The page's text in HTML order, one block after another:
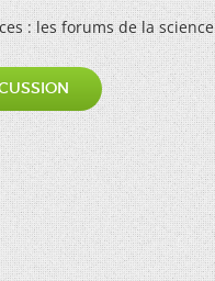
: les forums de la science